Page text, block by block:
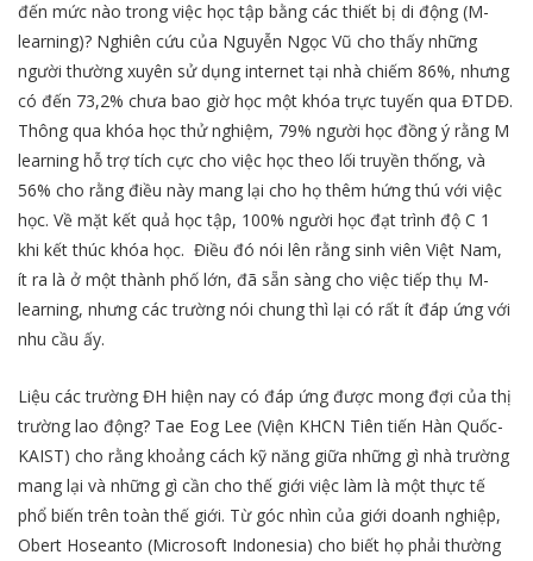
đến mức nào trong việc học tập bằng các thiết bị di động (M-
learning)? Nghiên cứu của Nguyễn Ngọc Vũ cho thấy những
người thường xuyên sử dụng internet tại nhà chiếm 86%, nhưng
có đến 73,2% chưa bao giờ học một khóa trực tuyến qua ĐTDĐ.
Thông qua khóa học thử nghiệm, 79% người học đồng ý rằng M
learning hỗ trợ tích cực cho việc học theo lối truyền thống, và
56% cho rằng điều này mang lại cho họ thêm hứng thú với việc
học. Về mặt kết quả học tập, 100% người học đạt trình độ C 1
khi kết thúc khóa học. Điều đó nói lên rằng sinh viên Việt Nam,
ít ra là ở một thành phố lớn, đã sẵn sàng cho việc tiếp thụ M-
learning, nhưng các trường nói chung thì lại có rất ít đáp ứng với
nhu cầu ấy.
Liệu các trường ĐH hiện nay có đáp ứng được mong đợi của thị
trường lao động? Tae Eog Lee (Viện KHCN Tiên tiến Hàn Quốc-
KAIST) cho rằng khoảng cách kỹ năng giữa những gì nhà trường
mang lại và những gì cần cho thế giới việc làm là một thực tế
phổ biến trên toàn thế giới. Từ góc nhìn của giới doanh nghiệp,
Obert Hoseanto (Microsoft Indonesia) cho biết họ phải thường